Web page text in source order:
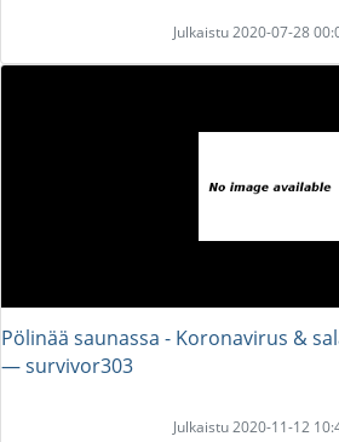
Julkaistu 2020-07-28
Pölinää saunassa - Koronavirus &
― survivor303
Julkaistu 2020-11-12